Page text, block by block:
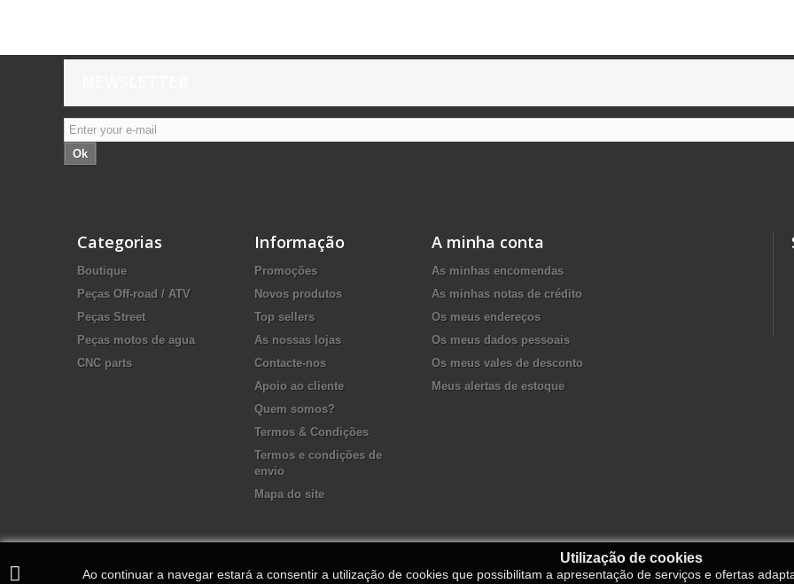
Ok
Categorias
Boutique
Peças Off-road / ATV
Peças Street
Peças motos de agua
CNC parts
Informação
Promoções
Novos produtos
Top sellers
As nossas lojas
Contacte-nos
Apoio ao cliente
Quem somos?
Termos & Condições
Termos e condições de
envio
Mapa do site
A minha conta
As minhas encomendas
As minhas notas de crédito
Os meus endereços
Os meus dados pessoais
Os meus vales de desconto
Meus alertas de estoque
Utilização de cookies
Ao continuar a navegar estará a consentir a utilização de cookies que possibilitam a apresentação de serviços e ofertas